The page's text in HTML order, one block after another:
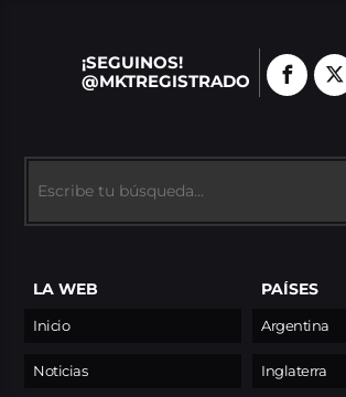
¡SEGUINOS!
@MKTREGISTRADO
LA WEB
Inicio
Noticias
PAÍSES
Argentina
Inglaterra